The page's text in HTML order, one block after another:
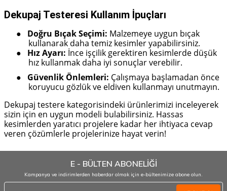
Dekupaj Testeresi Kullanım İpuçları
● Doğru Bıçak Seçimi: Malzemeye uygun bıçak
kullanarak daha temiz kesimler yapabilirsiniz.
● Hız Ayarı: İnce işçilik gerektiren kesimlerde düşük
hız kullanmak daha iyi sonuçlar verebilir.
● Güvenlik Önlemleri: Çalışmaya başlamadan önce
koruyucu gözlük ve eldiven kullanmayı unutmayın.
Dekupaj testere kategorisindeki ürünlerimizi inceleyerek
sizin için en uygun modeli bulabilirsiniz. Hassas
kesimlerden yaratıcı projelere kadar her ihtiyaca cevap
veren çözümlerle projelerinize hayat verin!
E - BÜLTEN ABONELİĞİ
Kampanya ve indirimlerden haberdar olmak için e-bültenimize abone olun.